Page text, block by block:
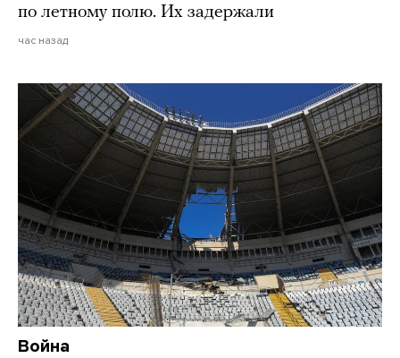
по летному полю. Их задержали
час назад
Война